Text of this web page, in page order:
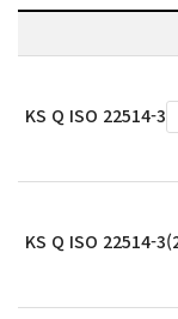
KS Q ISO 22514-3
KS Q ISO 22514-